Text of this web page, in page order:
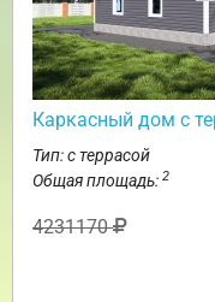
Каркасный дом с
Тип: с террасой
Общая площадь: 2
4231170